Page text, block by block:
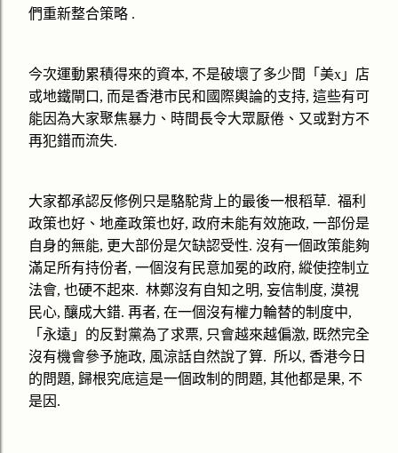
們重新整合策略 .
今次運動累積得來的資本, 不是破壞了多少間「美x 」店
或地鐵閘口 , 而是香港市民和國際輿論的支持, 這些有可
能因為大家聚焦暴力、時間長令大眾厭倦、又或對方不
再犯錯而流失.
大家都承認反修例只是駱駝背上的最後一根稻草. 福利
政策也好、地產政策也好, 政府未能有效施政, 一部份是
自身的無能, 更大部份是欠缺認受性. 沒有一個政策能夠
滿足所有持份者, 一個沒有民意加冕的政府, 縱使控制立
法會, 也硬不起來. 林鄭沒有自知之明, 妄信制度, 漠視
民心, 釀成大錯. 再者, 在一個沒有權力輪替的制度中,
「永遠」的反對黨為了求票, 只會越來越偏激, 既然完全
沒有機會參予施政, 風涼話自然說了算. 所以, 香港今日
的問題, 歸根究底這是一個政制的問題, 其他都是果, 不
是因 .